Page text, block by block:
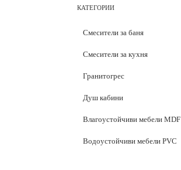
КАТЕГОРИИ
Смесители за баня
Смесители за кухня
Гранитогрес
Душ кабини
Влагоустойчиви мебели MDF
Водоустойчиви мебели PVC